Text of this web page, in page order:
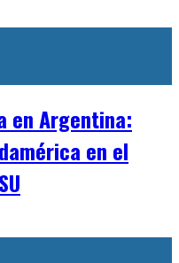
en Argentina:
en el